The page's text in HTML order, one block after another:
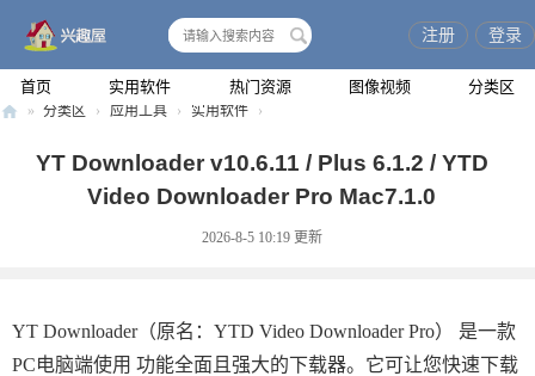
首页 实用软件 热门资源 图像视频 分类区
注册 登录
» 分类区 › 应用工具 › 实用软件 ›
YT Downloader v10.6.11 / Plus 6.1.2 / YTD
Video Downloader Pro Mac7.1.0
2026-8-5 10:19 更新
YT Downloader（原名：YTD Video Downloader Pro） 是一款
PC电脑端使用 功能全面且强大的下载器。它可让您快速下载